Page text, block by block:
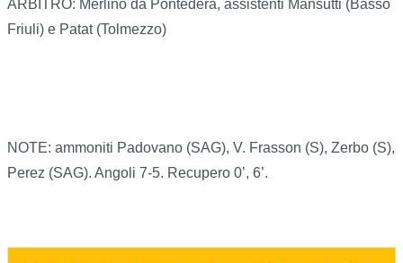
ARBITRO: Merlino da Pontedera, assistenti Mansutti (Basso
Friuli) e Patat (Tolmezzo)
NOTE: ammoniti Padovano (SAG), V. Frasson (S), Zerbo (S),
Perez (SAG). Angoli 7-5. Recupero 0’, 6’.